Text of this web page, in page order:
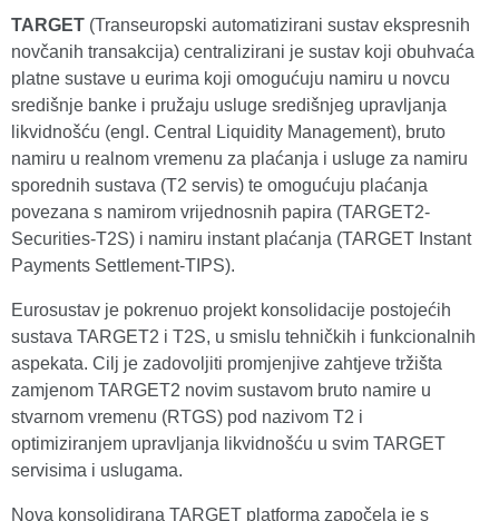
TARGET (Transeuropski automatizirani sustav ekspresnih
novčanih transakcija) centralizirani je sustav koji obuhvaća
platne sustave u eurima koji omogućuju namiru u novcu
središnje banke i pružaju usluge središnjeg upravljanja
likvidnošću (engl. Central Liquidity Management), bruto
namiru u realnom vremenu za plaćanja i usluge za namiru
sporednih sustava (T2 servis) te omogućuju plaćanja
povezana s namirom vrijednosnih papira (TARGET2-
Securities-T2S) i namiru instant plaćanja (TARGET Instant
Payments Settlement-TIPS).
Eurosustav je pokrenuo projekt konsolidacije postojećih
sustava TARGET2 i T2S, u smislu tehničkih i funkcionalnih
aspekata. Cilj je zadovoljiti promjenjive zahtjeve tržišta
zamjenom TARGET2 novim sustavom bruto namire u
stvarnom vremenu (RTGS) pod nazivom T2 i
optimiziranjem upravljanja likvidnošću u svim TARGET
servisima i uslugama.
Nova konsolidirana TARGET platforma započela je s